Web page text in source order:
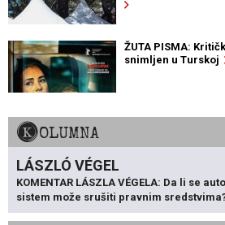
ŽUTA PISMA:
snimljen u Turskoj
KOLUMNA
LÁSZLÓ VÉGEL
KOMENTAR LÁSZLA VÉGELA: Da li se
sistem može srušiti pravnim